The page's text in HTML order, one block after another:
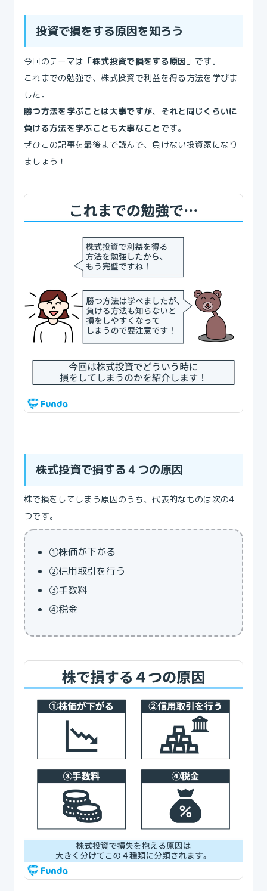
投資で損をする原因を知ろう
今回のテーマは「株式投資で損をする原因 」です。
これまでの勉強で、株式投資で利益を得る方法を学びま
した。
勝つ方法を学ぶことは大事ですが、それと同じくらいに
負ける方法を学ぶことも大事なこと です。
ぜひこの記事を最後まで読んで、負けない投資家になり
ましょう！
株式投資で損する４つの原因
株で損をしてしまう原因のうち、代表的なものは次の4
つです。
①株価が下がる
②信用取引を行う
③手数料
④税金